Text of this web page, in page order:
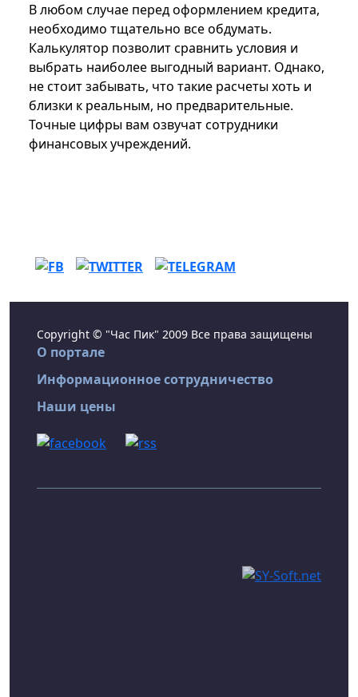
В любом случае перед оформлением кредита,
необходимо тщательно все обдумать.
Калькулятор позволит сравнить условия и
выбрать наиболее выгодный вариант. Однако,
не стоит забывать, что такие расчеты хоть и
близки к реальным, но предварительные.
Точные цифры вам озвучат сотрудники
финансовых учреждений.
Copyright © "Час Пик" 2009 Все права защищены
О портале
Информационное сотрудничество
Наши цены